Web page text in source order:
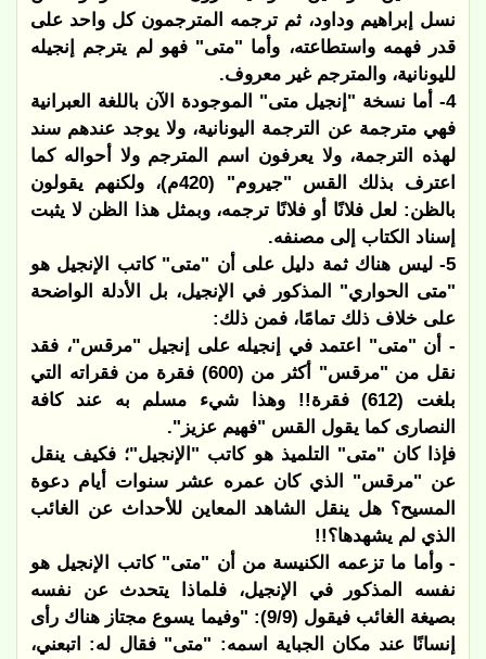
نسل إبراهيم وداود، ثم ترجمه المترجمون كل واحد على
قدر فهمه واستطاعته، وأما "متى" فهو لم يترجم إنجيله
لليونانية، والمترجم غير معروف.
4- أما نسخة "إنجيل متى" الموجودة الآن باللغة العبرانية
فهي مترجمة عن الترجمة اليونانية، ولا يوجد عندهم سند
لهذه الترجمة، ولا يعرفون اسم المترجم ولا أحواله كما
اعترف بذلك القس "جيروم" (420م)، ولكنهم يقولون
بالظن: لعل فلانًا أو فلانًا ترجمه، وبمثل هذا الظن لا يثبت
إسناد الكتاب إلى مصنفه.
5- ليس هناك ثمة دليل على أن "متى" كاتب الإنجيل هو
"متى الحواري" المذكور في الإنجيل، بل الأدلة الواضحة
على خلاف ذلك تمامًا، فمن ذلك:
- أن "متى" اعتمد في إنجيله على إنجيل "مرقس"، فقد
نقل من "مرقس" أكثر من (600) فقرة من فقراته التي
بلغت (612) فقرة!! وهذا شيء مسلم به عند كافة
النصارى كما يقول القس "فهيم عزيز".
فإذا كان "متى" التلميذ هو كاتب "الإنجيل"؛ فكيف ينقل
عن "مرقس" الذي كان عمره عشر سنوات أيام دعوة
المسيح؟ هل ينقل الشاهد المعاين للأحداث عن الغائب
الذي لم يشهدها؟!!
- وأما ما تزعمه الكنيسة من أن "متى" كاتب الإنجيل هو
نفسه المذكور في الإنجيل، فلماذا يتحدث عن نفسه
بصيغة الغائب فيقول (9/9): "وفيما يسوع مجتاز هناك رأى
إنسانًا عند مكان الجباية اسمه: "متى" فقال له: اتبعني،